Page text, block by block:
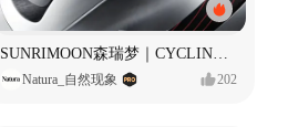
SUNRIMOON森瑞梦｜CYCLING HELMET CG｜气动骑行头盔
Natura_自然现象 202